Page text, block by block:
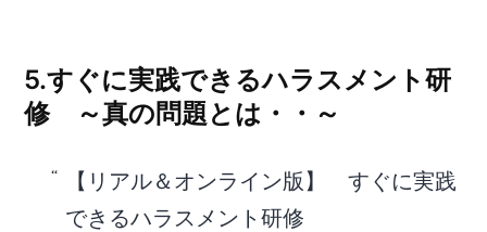
5.すぐに実践できるハラスメント研
修 ～真の問題とは・・～
【リアル＆オンライン版】 すぐに実践
できるハラスメント研修